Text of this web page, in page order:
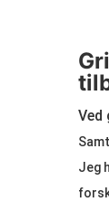
Ved
Jeg